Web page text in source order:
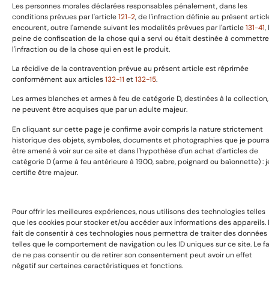
Les personnes morales déclarées responsables pénalement, dans les
conditions prévues par l'article121-2, de l'infraction définie au présent
encourent, outre l'amende suivant les modalités prévues par l'article131-41,
peine de confiscation de la chose qui a servi ou était destinée à commettre
l'infraction ou de la chose qui en est le produit.
La récidive de la contravention prévue au présent article est réprimée
conformément aux articles132-11 et132-15.
Les armes blanches et armes à feu de catégorie D, destinées à la collection,
ne peuvent être acquises que par un adulte majeur.
En cliquant sur cette page je confirme avoir compris la nature strictement
historique des objets, symboles, documents et photographies que je
être amené à voir sur ce site et dans l'hypothèse d'un achat d'articles de
catégorie D (arme à feu antérieure à 1900, sabre, poignard ou baïonnette) :
certifie être majeur.
Pour offrir les meilleures expériences, nous utilisons des technologies telles
que les cookies pour stocker et/ou accéder aux informations des appareils.
fait de consentir à ces technologies nous permettra de traiter des données
telles que le comportement de navigation ou les ID uniques sur ce site. Le
de ne pas consentir ou de retirer son consentement peut avoir un effet
négatif sur certaines caractéristiques et fonctions.
Prestation de service
Boutique
Expositions & Evénements
Copyright © 2025 GaillardAvant Collections, Tous droits
réservées. Boosté parPassionseo